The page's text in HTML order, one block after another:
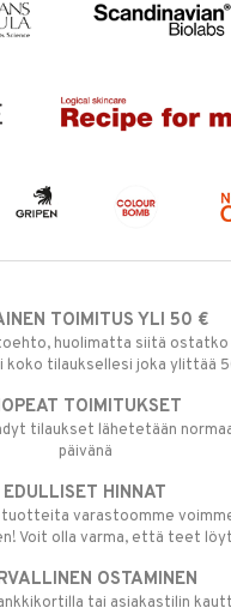
TOIMITUS YLI 50 €
huolimatta siitä
tilauksellesi joka ylittää
TOIMITUKSET
tilaukset lähetetään
päivänä
EDULLISET HINNAT
tuotteita varastoomme
Voit olla varma, että teet
OSTAMINEN
tai asiakastilin